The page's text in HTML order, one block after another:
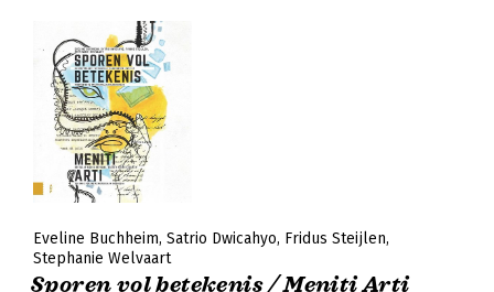
Eveline Buchheim Satrio Dwicahyo Fridus Steijlen
Stephanie Welvaart
Sporen vol betekenis / Meniti Arti